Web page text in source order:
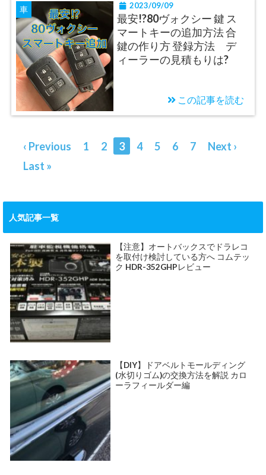
車 2023/09/09
最安!?80ヴォクシー 鍵 ス
マートキーの追加方法 合
鍵の作り方 登録方法 デ
ィーラーの見積もりは?
この記事を読む
‹ Previous 1 2 3 4 5 6 7
Next ›
Last »
人気記事一覧
【注意】オートバックスでドラレコ
を取付け検討している方へ コムテッ
ク HDR-352GHPレビュー
【DIY】ドアベルトモールディング
(水切りゴム)の交換方法を解説 カロ
ーラフィールダー編